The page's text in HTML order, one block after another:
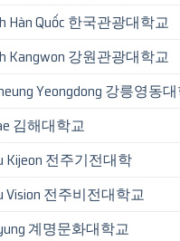
Hàn Quốc 한국관광대학교
Kangwon 강원관광대학교
Yeongdong 강릉영동
김해대학교
Kijeon 전주기전대학
Vision 전주비전대학교
계명문화대학교